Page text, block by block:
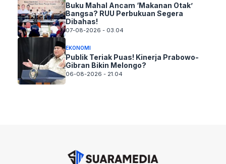
Buku Mahal Ancam ‘Makanan Otak’
Bangsa? RUU Perbukuan Segera
Dibahas!
07-08-2026 - 03.04
EKONOMI
Publik Teriak Puas! Kinerja Prabowo-
Gibran Bikin Melongo?
06-08-2026 - 21.04